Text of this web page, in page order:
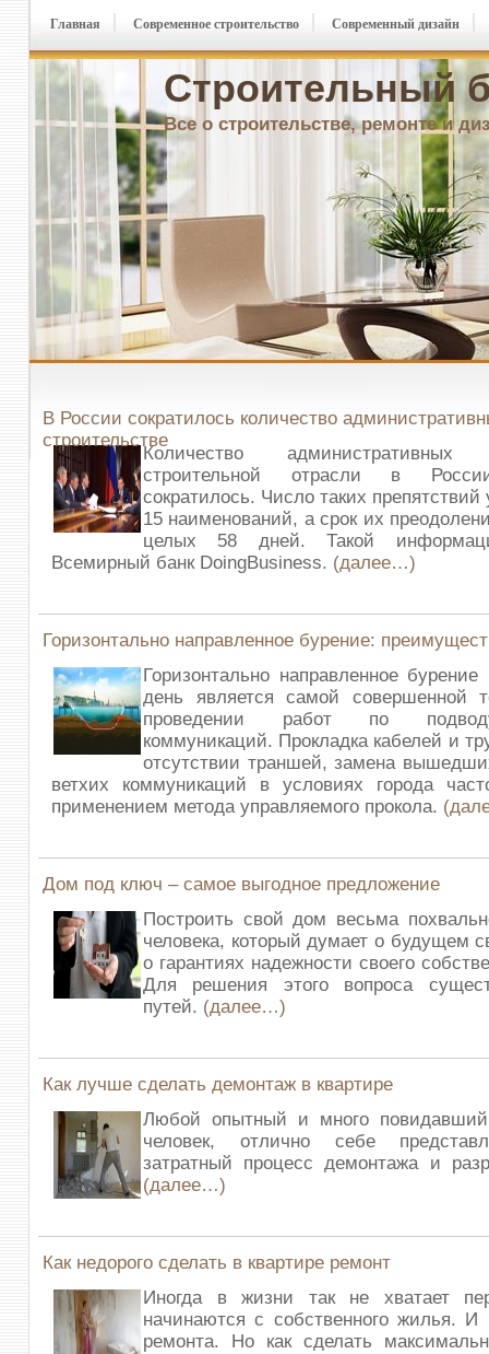
Строительный
Все о строительстве, ремонте и
Главная Современное строительство Современный дизайн
В России сократилось количество
строительстве
Количество
строительной отрасли в
сократилось. Число таких
15 наименований, а срок их
целых 58 дней. Такой
Всемирный банк DoingBusiness. (далее…)
Горизонтально направленное бурение:
Горизонтально направленное
день является самой совершенной
проведении работ по
коммуникаций. Прокладка кабелей и
отсутствии траншей, замена
ветхих коммуникаций в условиях города
применением метода управляемого прокола.
Дом под ключ – самое выгодное предложение
Построить свой дом весьма
человека, который думает о будущем
о гарантиях надежности своего
Для решения этого вопроса
путей. (далее…)
Как лучше сделать демонтаж в квартире
Любой опытный и много
человек, отлично себе
затратный процесс демонтажа и
(далее…)
Как недорого сделать в квартире ремонт
Иногда в жизни так не хватает
начинаются с собственного жилья. И
ремонта. Но как сделать